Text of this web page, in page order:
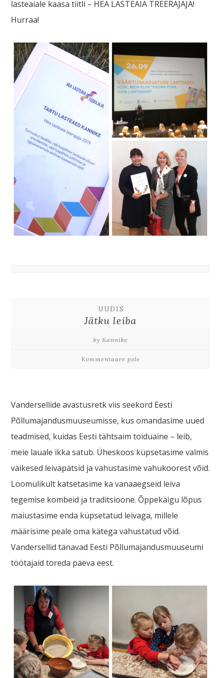
lasteaiale kaasa tiitli – HEA LASTEAIA TREERAJAJA!
Hurraa!
UUDIS
Jätku leiba
by Kannike
Kommentaare pole
Vandersellide avastusretk viis seekord Eesti
Põllumajandusmuuseumisse, kus omandasime uued
teadmised, kuidas Eesti tähtsaim toiduaine – leib,
meie lauale ikka satub. Üheskoos küpsetasime valmis
väikesed leivapätsid ja vahustasime vahukoorest võid.
Loomulikult katsetasime ka vanaaegseid leiva
tegemise kombeid ja traditsioone. Õppekäigu lõpus
maiustasime enda küpsetatud leivaga, millele
määrisime peale oma kätega vahustatud võid.
Vandersellid tänavad Eesti Põllumajandusmuuseumi
töötajaid toreda päeva eest.